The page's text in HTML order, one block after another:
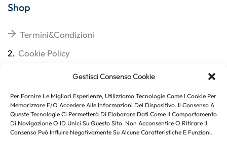
Gestisci Consenso Cookie
Per Fornire Le Migliori Esperienze, Utilizziamo Tecnologie Come I Cookie Per
Memorizzare E/o Accedere Alle Informazioni Del Dispositivo. Il Consenso A
Queste Tecnologie Ci Permetterà Di Elaborare Dati Come Il Comportamento
Di Navigazione O ID Unici Su Questo Sito. Non Acconsentire O Ritirare Il
Consenso Può Influire Negativamente Su Alcune Caratteristiche E Funzioni.
Shop
Termini&Condizioni
2. Cookie Policy